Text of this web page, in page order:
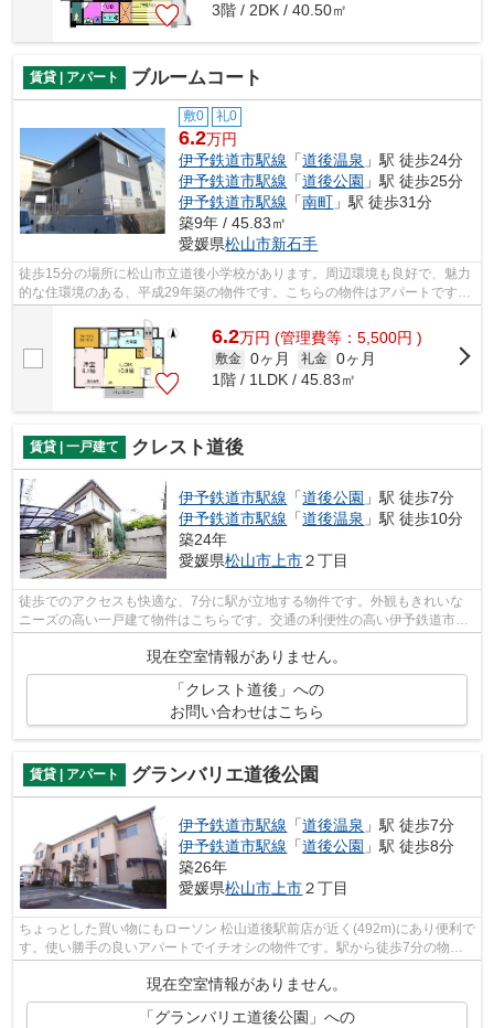
3階 / 2DK / 40.50㎡
賃貸 | アパート ブルームコート
敷0 礼0
6.2万円
伊予鉄道市駅線 「道後温泉 」駅 徒歩24分
伊予鉄道市駅線 「道後公園 」駅 徒歩25分
伊予鉄道市駅線 「南町 」駅 徒歩31分
築9年 / 45.83㎡
愛媛県松山市新石手
徒歩15分の場所に松山市立道後小学校があります。周辺環境も良好で、魅力
的な住環境のある、平成29年築の物件です。こちらの物件はアパートです。
当社は賃貸物件情報を豊富に取り扱っ...
6.2万円 (管理費等：5,500円 )
敷金 0ヶ月 礼金 0ヶ月
1階 / 1LDK / 45.83㎡
賃貸 | 一戸建て クレスト道後
伊予鉄道市駅線 「道後公園 」駅 徒歩7分
伊予鉄道市駅線 「道後温泉 」駅 徒歩10分
築24年
愛媛県松山市 上市２丁目
徒歩でのアクセスも快適な、7分に駅が立地する物件です。外観もきれいな
ニーズの高い一戸建て物件はこちらです。交通の利便性の高い伊予鉄道市駅
線道後公園周辺の物件情報をお求めの方...
現在空室情報がありません。
「クレスト道後」への
お問い合わせはこちら
賃貸 | アパート グランバリエ道後公園
伊予鉄道市駅線 「道後温泉 」駅 徒歩7分
伊予鉄道市駅線 「道後公園 」駅 徒歩8分
築26年
愛媛県松山市上市２丁目
ちょっとした買い物にもローソン 松山道後駅前店が近く(492m)にあり便利で
す。使い勝手の良いアパートでイチオシの物件です。駅から徒歩7分の物件
現在空室情報がありません。
「グランバリエ道後公園」への